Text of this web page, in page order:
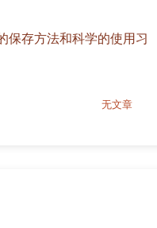
保存方法和科学的使用习
无文章